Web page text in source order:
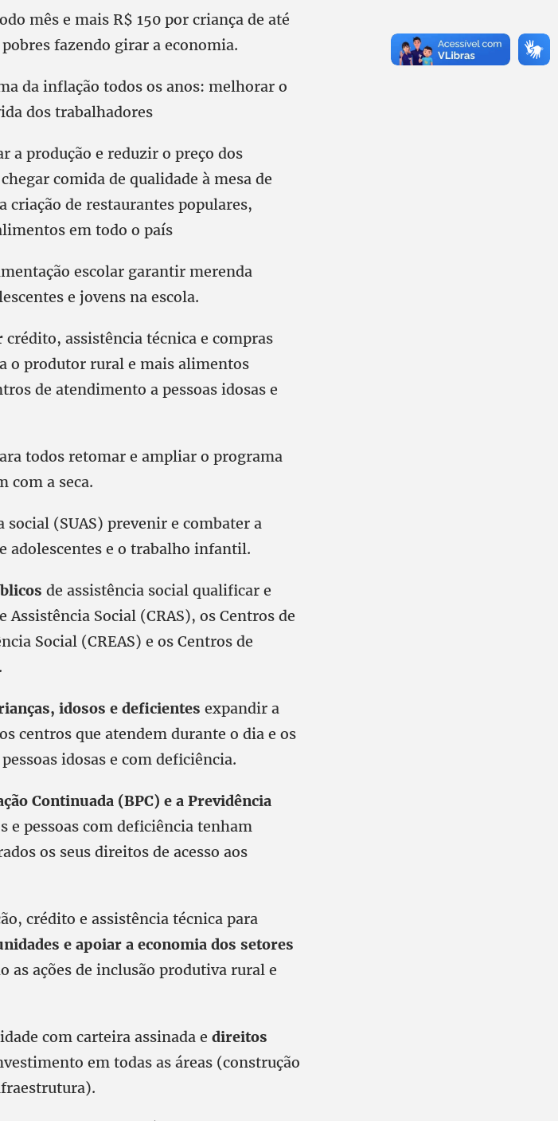
mês e mais R$ 150 por criança de até
fazendo girar a economia.
da inflação todos os anos: melhorar o
dos trabalhadores
a produção e reduzir o preço dos
comida de qualidade à mesa de
criação de restaurantes populares,
em todo o país
escolar garantir merenda
e jovens na escola.
crédito, assistência técnica e compras
o produtor rural e mais alimentos
de atendimento a pessoas idosas e
todos retomar e ampliar o programa
com a seca.
social (SUAS) prevenir e combater a
adolescentes e o trabalho infantil.
de assistência social qualificar e
Social (CRAS), os Centros de
Social (CREAS) e os Centros de
idosos e deficientes expandir a
centros que atendem durante o dia e os
idosas e com deficiência.
Continuada (BPC) e a Previdência
e pessoas com deficiência tenham
os seus direitos de acesso aos
crédito e assistência técnica para
e apoiar a economia dos setores
as ações de inclusão produtiva rural e
com carteira assinada e direitos
em todas as áreas (construção